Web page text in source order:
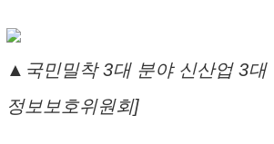
▲국민밀착 3대 분야 신산업 3대
정보보호위원회]